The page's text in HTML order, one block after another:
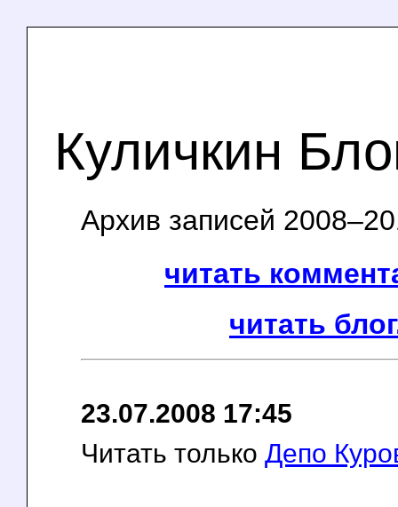
Куличкин
Архив записей
читать
читать
23.07.2008 17:45
Читать только Депо